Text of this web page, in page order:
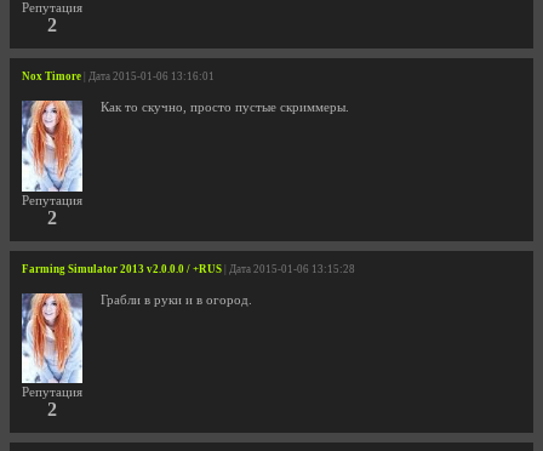
Репутация
2
Nox Timore | Дата 2015-01-06 13:16:01
Репутация
2
Как то скучно, просто пустые скриммеры.
Farming Simulator 2013 v2.0.0.0 / +RUS | Дата 2015-01-06 13:15:28
Репутация
2
Грабли в руки и в огород.